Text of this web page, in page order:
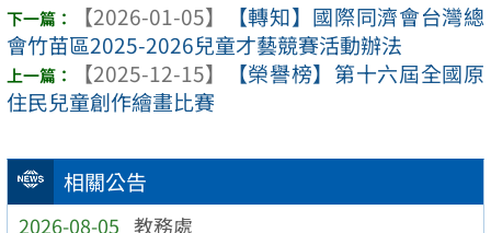
相關公告
2026-08-05 教務處
【2026-01-05】
【轉知】國際同濟會台灣總
會竹苗區2025-2026兒童才藝競賽活動辦法
【2025-12-15】
【榮譽榜】第十六屆全國原
住民兒童創作繪畫比賽